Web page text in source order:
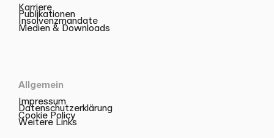
Karriere
Publikationen
Insolvenzmandate
Medien & Downloads
Allgemein
Impressum
Datenschutzerklärung
Cookie Policy
Weitere Links